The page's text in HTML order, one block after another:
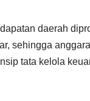
daerah
sehingga
tata kelola